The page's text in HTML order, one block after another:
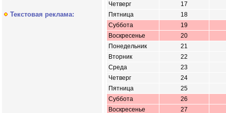
Текстовая реклама:
Четверг
17
Пятница
18
Суббота
19
Воскресенье
20
Понедельник
21
Вторник
22
Среда
23
Четверг
24
Пятница
25
Суббота
26
Воскресенье
27